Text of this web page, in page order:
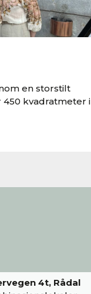
en storstilt
kvadratmeter i
4t, Rådal